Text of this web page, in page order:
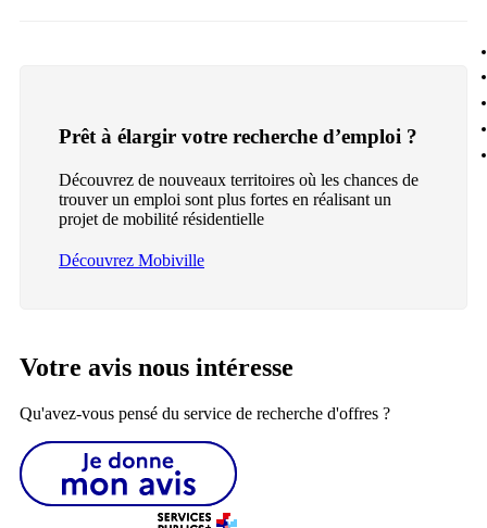
Prêt à élargir votre recherche d’emploi ?
Découvrez de nouveaux territoires où les chances de
trouver un emploi sont plus fortes en réalisant un
projet de mobilité résidentielle
Découvrez Mobiville
Votre avis nous intéresse
Qu'avez-vous pensé du service de recherche d'offres ?